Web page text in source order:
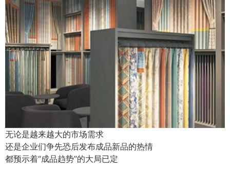
无论是越来越大的市场需求
还是企业们争先恐后发布成品新品的热情
都预示着“成品趋势”的大局已定